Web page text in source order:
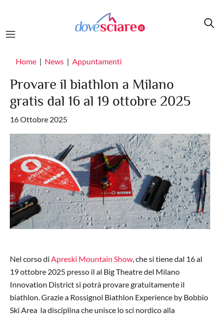
Home News Appuntamenti
Provare il biathlon a Milano
gratis dal 16 al 19 ottobre 2025
16 Ottobre 2025
Nel corso di Apreski Mountain Show , che si tiene dal 16 al
19 ottobre 2025 presso il al Big Theatre del Milano
Innovation District si potrà provare gratuitamente il
biathlon. Grazie a Rossignol Biathlon Experience by Bobbio
Ski Area la disciplina che unisce lo sci nordico alla